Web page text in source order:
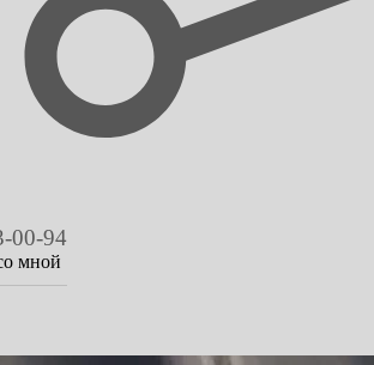
00-94
мной